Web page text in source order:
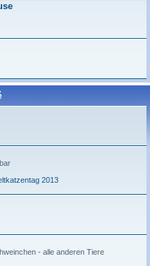
2013
- alle anderen Tiere